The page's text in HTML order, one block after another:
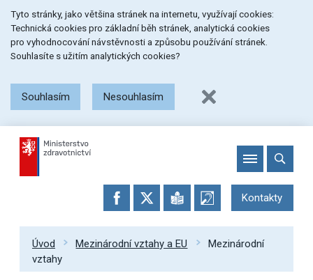
na
menu
na
obsah
na
patičku
stránky
Tyto stránky, jako většina stránek na internetu, využívají cookies:
Technická cookies pro základní běh stránek, analytická cookies
pro vyhodnocování návstěvnosti a způsobu používání stránek.
Souhlasíte s užitím analytických cookies?
Souhlasím Nesouhlasím
Kontakty
Úvod Mezinárodní vztahy a EU
Mezinárodní
vztahy